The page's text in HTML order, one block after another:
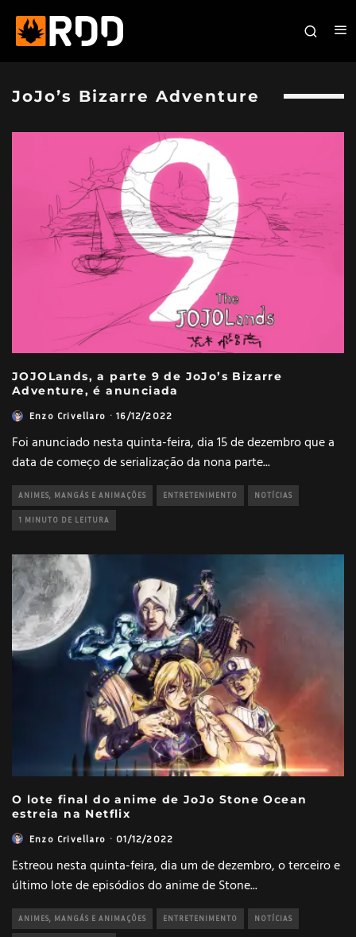
JoJo’s Bizarre Adventure
JOJOLands, a parte 9 de JoJo’s Bizarre
Adventure, é anunciada
Enzo Crivellaro · 16/12/2022
Foi anunciado nesta quinta-feira, dia 15 de dezembro que a
data de começo de serialização da nona parte...
ANIMES, MANGÁS E ANIMAÇÕES ENTRETENIMENTO NOTÍCIAS
1 MINUTO DE LEITURA
O lote final do anime de JoJo Stone Ocean
estreia na Netflix
Enzo Crivellaro · 01/12/2022
Estreou nesta quinta-feira, dia um de dezembro, o terceiro e
último lote de episódios do anime de Stone...
ANIMES, MANGÁS E ANIMAÇÕES ENTRETENIMENTO NOTÍCIAS